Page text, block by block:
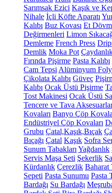
Sarımsak Ezici Kaşık ve
Nihale İçli Köfte Aparatı
Kalıbı Buz Kovası Et
Değirmenleri Limon
Demleme French Press
Demlik Moka Pot
Fırında Pişirme Pasta Kalıbı
Cam Tepsi Alüminyum
Çikolata Kalıbı Güveç
Kalıbı Ocak Üstü Pişirme
Tost Makinesi Ocak Üstü
Tencere ve Tava
Kovaları Banyo Çöp
Endüstriyel Çöp Kovaları
Grubu Çatal,Kaşık,Bıçak
Bıçağı Çatal Kaşık Sofra
Sunum Tabakları Yağdanlık
Servis Maşa Seti Şekerlik
Kürdanlık Çerezlik Baharat
Sepeti Pasta Sunumu Pasta
Bardağı Su Bardağı